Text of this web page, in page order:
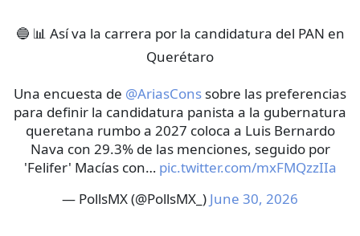
🔵 📊 Así va la carrera por la candidatura del PAN en
Querétaro
Una encuesta de @AriasCons sobre las preferencias
para definir la candidatura panista a la gubernatura
queretana rumbo a 2027 coloca a Luis Bernardo
Nava con 29.3% de las menciones, seguido por
'Felifer' Macías con… pic.twitter.com/mxFMQzzIIa
— PollsMX (@PollsMX_) June 30, 2026